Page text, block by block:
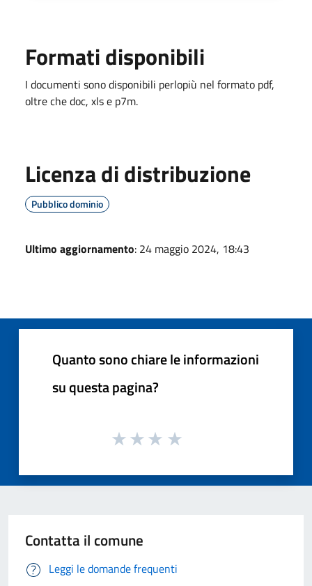
Formati disponibili
I documenti sono disponibili perlopiù nel formato pdf,
oltre che doc, xls e p7m.
Licenza di distribuzione
Pubblico dominio
Ultimo aggiornamento: 24 maggio 2024, 18:43
Quanto sono chiare le informazioni
su questa pagina?
Contatta il comune
Leggi le domande frequenti